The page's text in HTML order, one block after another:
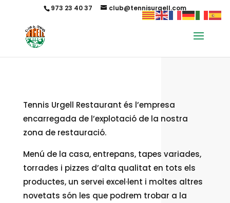
973 23 40 37 club@tennisurgell.com
Tennis Urgell Restaurant és l’empresa
encarregada de l’explotació de la nostra
zona de restauració.
Menú de la casa, entrepans, tapes variades,
torrades i pizzes d’alta qualitat en tots els
productes, un servei excel·lent i moltes altres
novetats són les que podrem trobar a la